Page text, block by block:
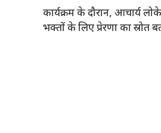
कार्यक्रम के दौरान, आचार्य
भक्तों के लिए प्रेरणा का स्रोत